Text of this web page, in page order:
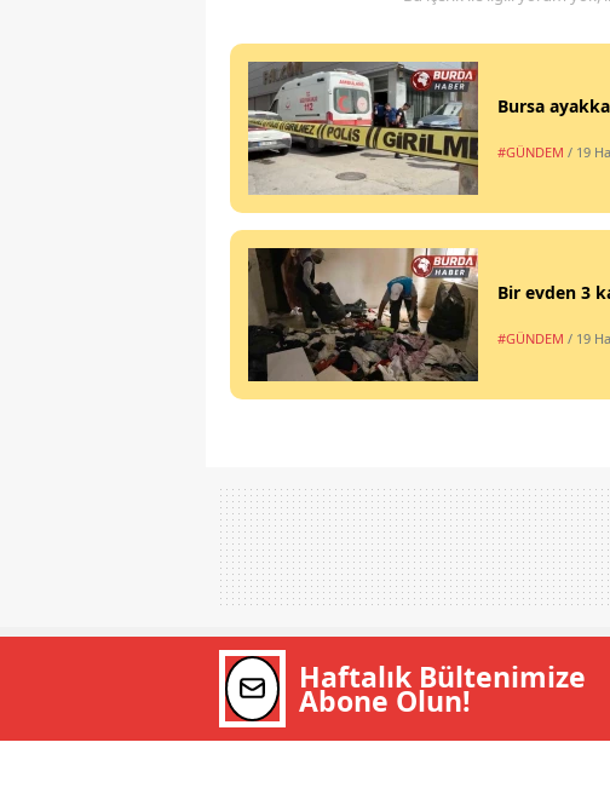
Bursa
#GÜNDEM / 19
Bir evden 3
#GÜNDEM / 19
Haftalık Bültenimize
Abone Olun!